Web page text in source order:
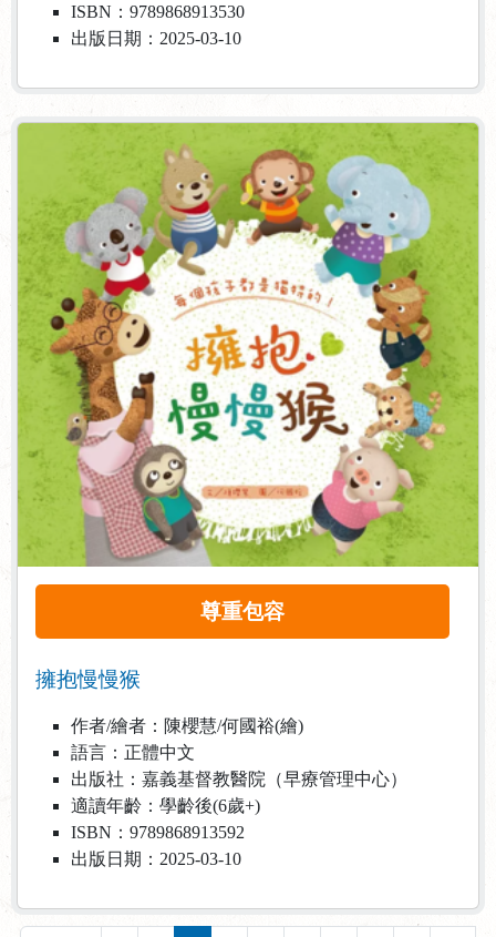
ISBN：9789868913530
出版日期：2025-03-10
尊重包容
擁抱慢慢猴
作者/繪者：陳櫻慧/何國裕(繪)
語言：正體中文
出版社：嘉義基督教醫院（早療管理中心）
適讀年齡：學齡後(6歲+)
ISBN：9789868913592
出版日期：2025-03-10